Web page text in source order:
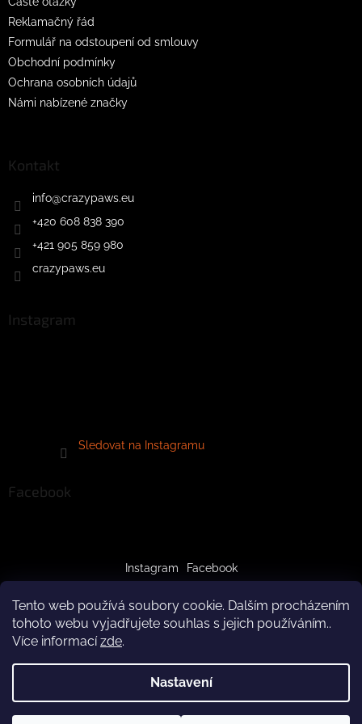
Tento web používá soubory cookie. Dalším procházením
tohoto webu vyjadřujete souhlas s jejich používáním..
Více informacízde.
Nastavení
Reklamačný řád
Formulář na odstoupení od smlouvy
Obchodní podmínky
Ochrana osobních údajů
Námi nabízené značky
Kontakt
info@crazypaws.eu
+420 608 838 390
+421 905 859 980
crazypaws.eu
Instagram
Sledovat na Instagramu
Facebook
Instagram Facebook
crazypaws.cz